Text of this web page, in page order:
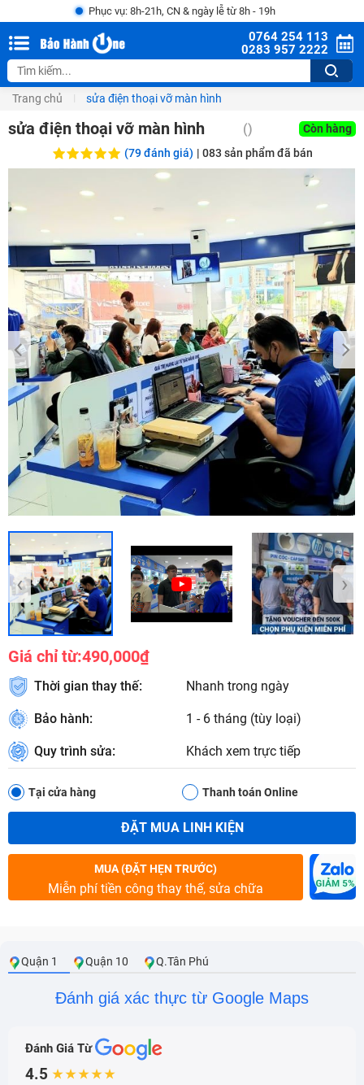
Phục vụ: 8h-21h, CN & ngày lễ từ 8h - 19h
0764 254 113
0283 957 2222
Trang chủ sửa điện thoại vỡ màn hình
sửa điện thoại vỡ màn hình ()
Còn hàng
(79 đánh giá) | 083 sản phẩm đã bán
‹ ›
Giá chỉ từ:490,000₫
Thời gian thay thế: Nhanh trong ngày
Bảo hành: 1 - 6 tháng (tùy loại)
Quy trình sửa: Khách xem trực tiếp
Tại cửa hàng Thanh toán Online
ĐẶT MUA LINH KIỆN
MUA (ĐẶT HẸN TRƯỚC)
Miễn phí tiền công thay thế, sửa chữa
Quận 1 Quận 10 Q.Tân Phú
Đánh giá xác thực từ Google Maps
Đánh Giá Từ
4.5 ★★★★★